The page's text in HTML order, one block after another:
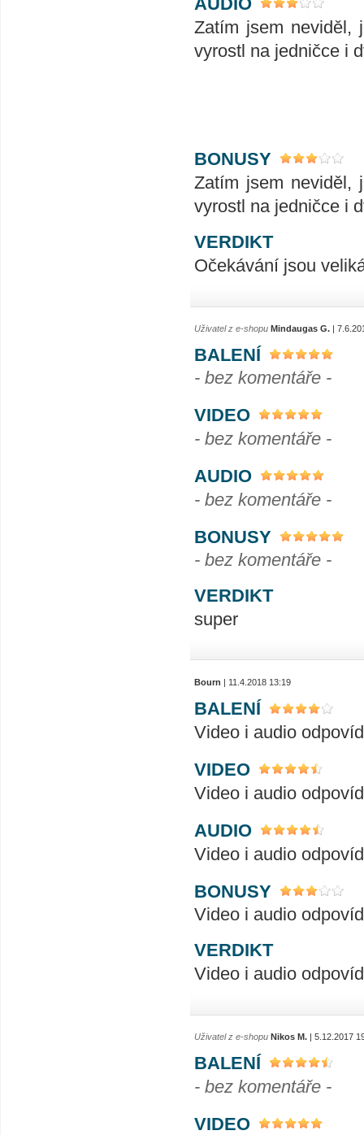
Zatím jsem neviděl,
vyrostl na jedničce i
BONUSY
Zatím jsem neviděl,
vyrostl na jedničce i
VERDIKT
Očekávání jsou
Uživatel z e-shopu Mindaugas G. |
BALENÍ
- bez komentáře -
VIDEO
- bez komentáře -
AUDIO
- bez komentáře -
BONUSY
- bez komentáře -
VERDIKT
super
Bourn | 11.4.2018 13:19
BALENÍ
Video i audio
VIDEO
Video i audio
AUDIO
Video i audio
BONUSY
Video i audio
VERDIKT
Video i audio
Uživatel z e-shopu Nikos M. | 5.12.2017
BALENÍ
- bez komentáře -
VIDEO